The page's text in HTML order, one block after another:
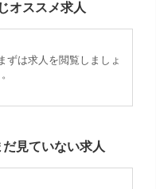
オススメ求人
ずは求人を閲覧しましょ
見ていない求人